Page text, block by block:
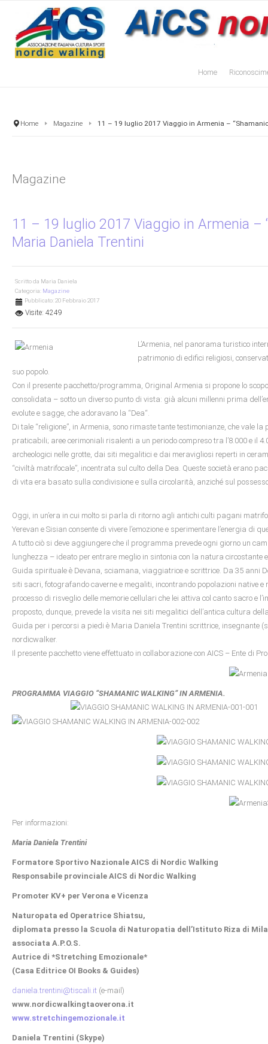
Home
Home Magazine 11 – 19 luglio 2017 Viaggio in Armenia –
Magazine
11 – 19 luglio 2017 Viaggio in Armenia –
Maria Daniela Trentini
Scritto da Maria Daniela
Categoria: Magazine
Pubblicato: 20 Febbraio 2017
Visite: 4249
L’Armenia, nel panorama turistico
patrimonio di edifici religiosi,
suo popolo.
Con il presente pacchetto/programma, Original Armenia si propone lo
consolidata – sotto un diverso punto di vista: già alcuni millenni prima
evolute e sagge, che adoravano la “Dea“.
Di tale “religione”, in Armenia, sono rimaste tante testimonianze, che vale
praticabili; aree cerimoniali risalenti a un periodo compreso tra l’8.000 e il
archeologici nelle grotte, dai siti megalitici e dai meravigliosi reperti in
“civiltà matrifocale”, incentrata sul culto della Dea. Queste società erano
di vita era basato sulla condivisione e sulla circolarità, anziché sul
Oggi, in un’era in cui molto si parla di ritorno agli antichi culti pagani
Yerevan e Sisian consente di vivere l’emozione e sperimentare l’energia di
A tutto ciò si deve aggiungere che il programma prevede ogni giorno un
lunghezza – ideato per entrare meglio in sintonia con la natura circostante
Guida spirituale è Devana, sciamana, viaggiatrice e scrittrice. Da 35 anni
siti sacri, fotografando caverne e megaliti, incontrando popolazioni native
processo di risveglio delle memorie cellulari che lei attiva col canto sacro e
proposto, dunque, prevede la visita nei siti megalitici dell’antica cultura
Guida per i percorsi a piedi è Maria Daniela Trentini scrittrice, insegnante
nordicwalker.
Il presente pacchetto viene effettuato in collaborazione con AICS – Ente di
PROGRAMMA VIAGGIO “SHAMANIC WALKING” IN ARMENIA.
Per informazioni:
Maria Daniela Trentini
Formatore Sportivo Nazionale AICS di Nordic Walking
Responsabile provinciale AICS di Nordic Walking
Promoter KV+ per Verona e Vicenza
Naturopata ed Operatrice Shiatsu,
diplomata presso la Scuola di Naturopatia dell’Istituto Riza di
associata A.P.O.S.
Autrice di *Stretching Emozionale*
(Casa Editrice OI Books & Guides)
daniela.trentini@tiscali.it (e-mail)
www.nordicwalkingtaoverona.it
www.stretchingemozionale.it
Daniela Trentini (Skype)